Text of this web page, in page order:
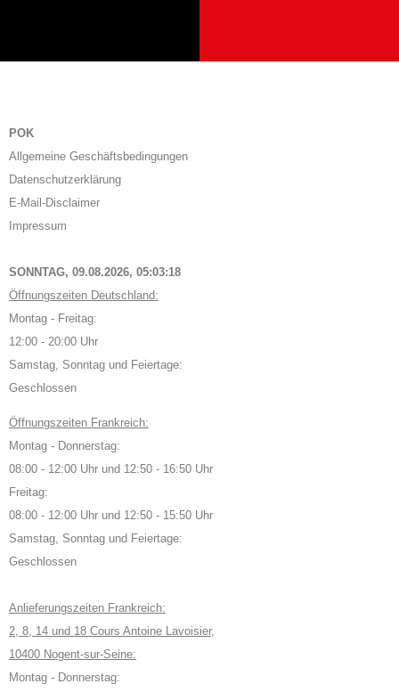
POK
Allgemeine Geschäftsbedingungen
Datenschutzerklärung
E-Mail-Disclaimer
Impressum
SONNTAG, 09.08.2026, 05:03:19
Öffnungszeiten Deutschland:
Montag - Freitag:
12:00 - 20:00 Uhr
Samstag, Sonntag und Feiertage:
Geschlossen
Öffnungszeiten Frankreich:
Montag - Donnerstag:
08:00 - 12:00 Uhr und 12:50 - 16:50 Uhr
Freitag:
08:00 - 12:00 Uhr und 12:50 - 15:50 Uhr
Samstag, Sonntag und Feiertage:
Geschlossen
Anlieferungszeiten Frankreich:
2, 8, 14 und 18 Cours Antoine Lavoisier,
10400 Nogent-sur-Seine:
Montag - Donnerstag: